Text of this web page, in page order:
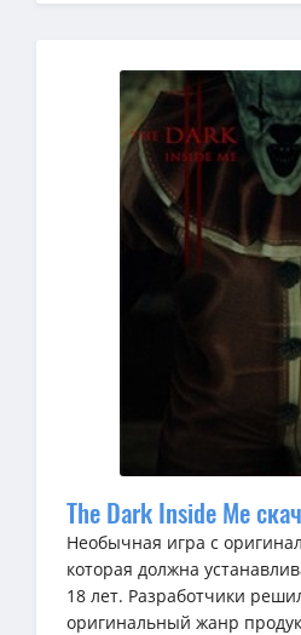
The Dark Inside Me
Необычная игра с
которая должна
18 лет. Разработчики
оригинальный жанр